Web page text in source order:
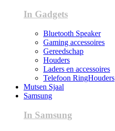
In Gadgets
Bluetooth Speaker
Gaming accessoires
Gereedschap
Houders
Laders en accessoires
Telefoon RingHouders
Mutsen Sjaal
Samsung
In Samsung